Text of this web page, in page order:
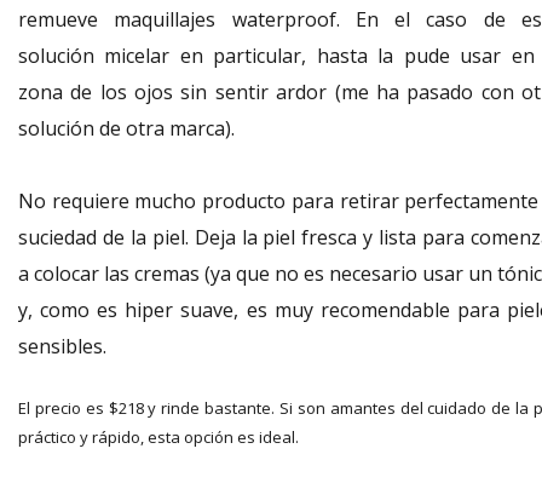
remueve maquillajes waterproof. En el caso de
solución micelar en particular, hasta la pude usar en
zona de los ojos sin sentir ardor (me ha pasado con
solución de otra marca).
No requiere mucho producto para retirar
suciedad de la piel. Deja la piel fresca y lista para
a colocar las cremas (ya que no es necesario usar un
y, como es hiper suave, es muy recomendable para
sensibles.
El precio es $218 y rinde bastante. Si son amantes del cuidado de la
práctico y rápido, esta opción es ideal.